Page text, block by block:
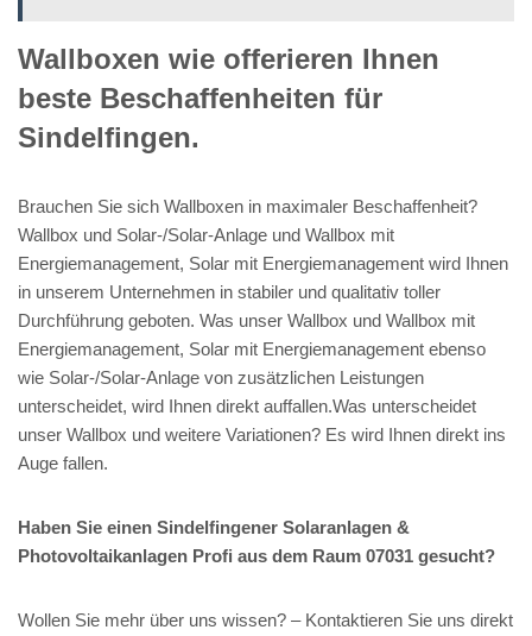
Wallboxen wie offerieren Ihnen
beste Beschaffenheiten für
Sindelfingen.
Brauchen Sie sich Wallboxen in maximaler Beschaffenheit?
Wallbox und Solar-/Solar-Anlage und Wallbox mit
Energiemanagement, Solar mit Energiemanagement wird Ihnen
in unserem Unternehmen in stabiler und qualitativ toller
Durchführung geboten. Was unser Wallbox und Wallbox mit
Energiemanagement, Solar mit Energiemanagement ebenso
wie Solar-/Solar-Anlage von zusätzlichen Leistungen
unterscheidet, wird Ihnen direkt auffallen.Was unterscheidet
unser Wallbox und weitere Variationen? Es wird Ihnen direkt ins
Auge fallen.
Haben Sie einen Sindelfingener Solaranlagen &
Photovoltaikanlagen Profi aus dem Raum 07031 gesucht?
Wollen Sie mehr über uns wissen? – Kontaktieren Sie uns direkt